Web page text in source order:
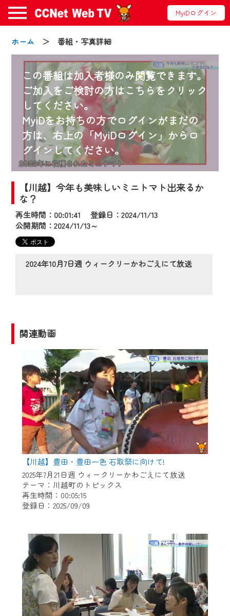
MyiDログイン
ホーム ＞ 番組・写真詳細
この番組は加入者様のみ閲覧できます。
ご加入をご検討の方はこちらをクリック
してください。
MyiDをお持ちの方でログインがまだの
方は、右上の「MyiDログイン」からロ
グインしてください。
【川越】今年も美味しいミニトマト出来るか
な？
再生時間：00:01:41 登録日：2024/11/13
公開期間：2024/11/13～
2024年10月7日週 ウィークリーかわごえにて放送
関連動画
【川越】豊田・豊田一色 石取祭に向けて!
2025年7月21日週 ウィークリーかわごえにて放送
テーマ：川越町のトピックス
再生時間：00:05:15
登録日：2025/09/09
お知らせ
2024/09/02
動画配信サービス『CCNet Web TV』は2024
年9月24日からリニューアルします！
【変更点】
◆デザイン変更により、お住まいの地域
の動画コンテンツが一目瞭然。
◆当社アプリやＰＣブラウザから、いつ
でも・どこでも・外出先でも！
2024年9月24日からはご加入者様へのサー
ビス向上のため、
『CCNet Web TV』を利用いただくには、
一部コンテンツを除き、
CCNetサービスへの加入と『CCNetマイ
ページ※』へのログインが必要となりま
す。
何卒、ご理解ご了承の程よろしくお願い
いたします。
※マイページへのログインには、MyIDが必
要となります。
※MyIDとは、CCNet Web TVを含むCCNetの
各種サービスをご利用頂くためのIDです。
（GmailやYahooなどのフリーメールアドレ
スでも作成可能です）
※マイページへのログイン・MyIDの新規登
録はこちらから
※CCNetアプリをご利用中の方は引き続き
ご視聴いただけます。